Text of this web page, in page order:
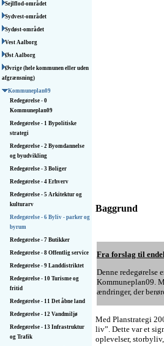
Sejlflod-området
Sydvest-området
Sydøst-området
Vest Aalborg
Øst Aalborg
Øvrige (hele kommunen eller uden
afgrænsning)
Kommuneplan09
Redegørelse - 0
Kommuneplan09
Redegørelse - 1 Bypolitiske
strategi
Redegørelse - 2 Byomdannelse
og byudvikling
Redegørelse - 3 Boliger
Redegørelse - 4 Erhverv
Redegørelse - 5 Arkitektur og
kulturarv
Redegørelse - 6 Byliv - parker og
byrum
Redegørelse - 7 Butikker
Redegørelse - 8 Offentlig service
Redegørelse - 9 Land­distriktet
Redegørelse - 10 Turisme og
fritid
Redegørelse - 11 Det åbne land
Redegørelse - 12 Vandmiljø
Redegørelse - 13 Infrastruktur
og Trafik
Baggrund
Fra forslag til
Denne redegørelse
Kommuneplan09.
ændringer, der
Med Planstrategi
liv”. Dette var et
oplevelser,